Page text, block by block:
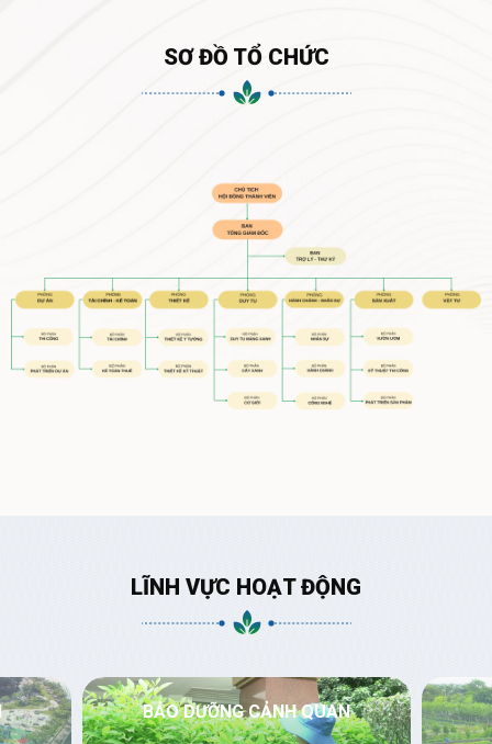
SƠ ĐỒ TỔ CHỨC
LĨNH VỰC HOẠT ĐỘNG
BẢO DƯỠNG CẢNH QUAN